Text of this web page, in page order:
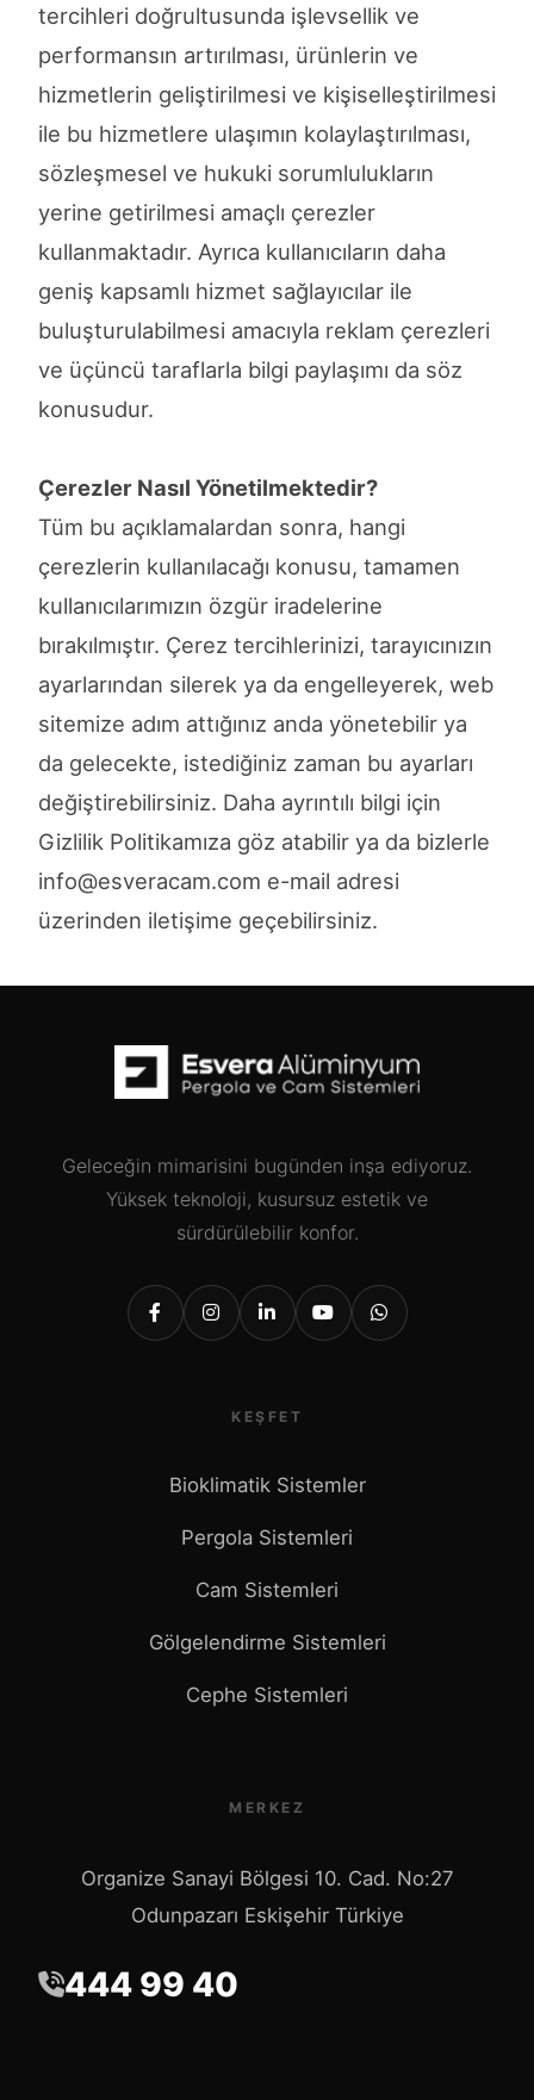
tercihleri doğrultusunda işlevsellik ve
performansın artırılması, ürünlerin ve
hizmetlerin geliştirilmesi ve kişiselleştirilmesi
ile bu hizmetlere ulaşımın kolaylaştırılması,
sözleşmesel ve hukuki sorumlulukların
yerine getirilmesi amaçlı çerezler
kullanmaktadır. Ayrıca kullanıcıların daha
geniş kapsamlı hizmet sağlayıcılar ile
buluşturulabilmesi amacıyla reklam çerezleri
ve üçüncü taraflarla bilgi paylaşımı da söz
konusudur.
Çerezler Nasıl Yönetilmektedir?
Tüm bu açıklamalardan sonra, hangi
çerezlerin kullanılacağı konusu, tamamen
kullanıcılarımızın özgür iradelerine
bırakılmıştır. Çerez tercihlerinizi, tarayıcınızın
ayarlarından silerek ya da engelleyerek, web
sitemize adım attığınız anda yönetebilir ya
da gelecekte, istediğiniz zaman bu ayarları
değiştirebilirsiniz. Daha ayrıntılı bilgi için
Gizlilik Politikamıza göz atabilir ya da bizlerle
info@esveracam.com e-mail adresi
üzerinden iletişime geçebilirsiniz.
Geleceğin mimarisini bugünden inşa ediyoruz.
Yüksek teknoloji, kusursuz estetik ve
sürdürülebilir konfor.
KEŞFET
Bioklimatik Sistemler
Pergola Sistemleri
Cam Sistemleri
Gölgelendirme Sistemleri
Cephe Sistemleri
MERKEZ
Organize Sanayi Bölgesi 10. Cad. No:27
Odunpazarı Eskişehir Türkiye
444 99 40